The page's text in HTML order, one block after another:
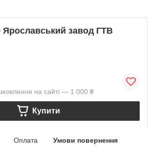
Ярославський завод ГТВ
на сайті — 1 000 ₴
Купити
Оплата Умови повернення